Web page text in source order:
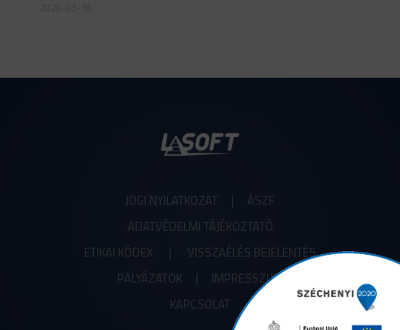
JOGI NYILATKOZAT | ÁSZF
ADATVÉDELMI TÁJÉKOZTATÓ
ETIKAI KÓDEX
| VISSZAÉLÉS BEJELENTÉS
PÁLYÁZATOK | IMPRESSZUM
KAPCSOLAT